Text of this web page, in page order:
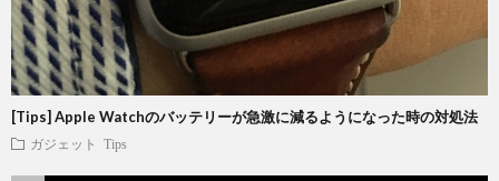
[Tips] Apple Watchのバッテリーが急激に減るようになった時の対処法
ガジェット Tips